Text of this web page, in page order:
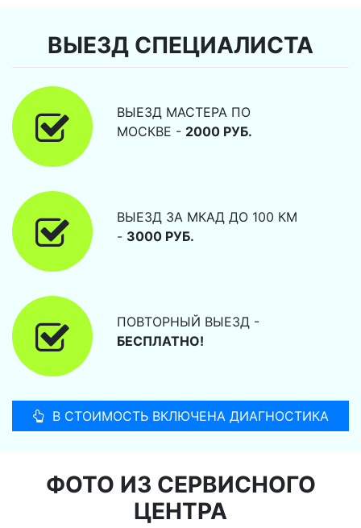
ВЫЕЗД СПЕЦИАЛИСТА
ВЫЕЗД МАСТЕРА ПО
МОСКВЕ - 2000 РУБ.
ВЫЕЗД ЗА МКАД ДО 100 КМ
- 3000 РУБ.
ПОВТОРНЫЙ ВЫЕЗД -
БЕСПЛАТНО!
В СТОИМОСТЬ ВКЛЮЧЕНА ДИАГНОСТИКА
ФОТО ИЗ СЕРВИСНОГО
ЦЕНТРА